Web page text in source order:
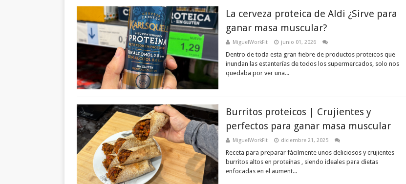
La cerveza proteica de Aldi ¿Sirve para
ganar masa muscular?
MiguelWorkFit junio 01, 2026
Dentro de toda esta gran fiebre de productos proteicos que
inundan las estanterías de todos los supermercados, solo nos
quedaba por ver una...
Burritos proteicos | Crujientes y
perfectos para ganar masa muscular
MiguelWorkFit diciembre 21, 2025
Receta para preparar fácilmente unos deliciosos y crujientes
burritos altos en proteínas , siendo ideales para dietas
enfocadas en el aument...